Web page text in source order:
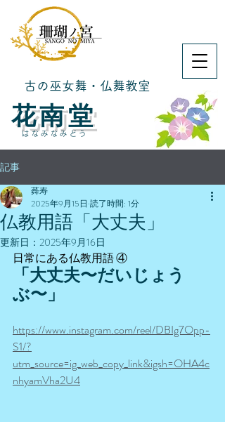
古の巫女舞・仏舞教室
はなみなみどう
​花南堂
記事
仏教用語「大丈夫」
蕣寿
2025年9月15日 読了時間: 1分
更新日： 2025年9月16日
日常にある仏教用語 ④
「大丈夫〜だいじょう
ぶ〜」
https://www.instagram.com/reel/DBIg7Opp-
S1/?
utm_source=ig_web_copy_link&igsh=OHA4c
nhyamVha2U4